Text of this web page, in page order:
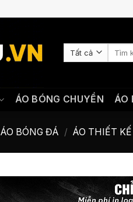
Tìm
ÁO BÓNG CHUYỀN ÁO
ÁO BÓNG ĐÁ / ÁO THIẾT